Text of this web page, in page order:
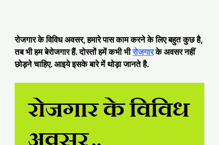
रोजगार के विविध अवसर, हमारे पास काम करने के लिए बहुत कुछ है,
तब भी हम बेरोजगार हैं. दोस्तों हमें कभी भीरोजगारके अवसर नहीं
छोड़ने चाहिए. आइये इसके बारे में थोड़ा जानते है.